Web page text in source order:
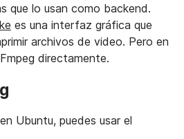
que lo usan como backend.
es una interfaz gráfica que
archivos de video. Pero en
directamente.
Ubuntu, puedes usar el